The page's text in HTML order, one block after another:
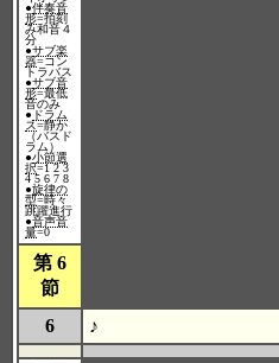
●伴奏音
形=拍刻
み和音４
分
●サブ楽
器=コン
トラバス
●サブ音
形=最低
音のみ
●ドラム
ス=静か
（バスド
ラム）
●小節選
択=1 2 3
4 5 6 7 8
●旋律の
型=時々
跳躍進行
●音声音
量=0
第 6
節
6
♪